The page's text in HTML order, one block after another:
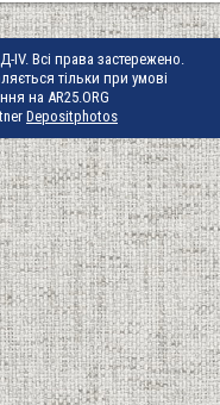
Всі права застережено.
тільки при умові
на AR25.ORG
Depositphotos